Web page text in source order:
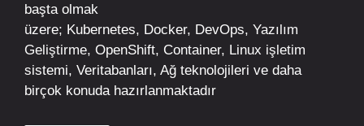
başta olmak
üzere; Kubernetes, Docker, DevOps, Yazılım
Geliştirme, OpenShift, Container, Linux işletim
sistemi, Veritabanları, Ağ teknolojileri ve daha
birçok konuda hazırlanmaktadır